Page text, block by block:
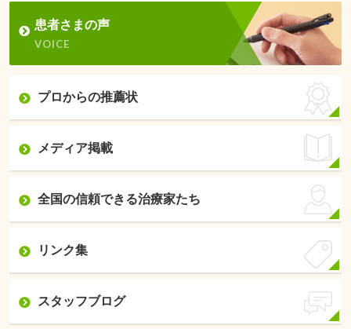
患者さまの声
VOICE
プロからの推薦状
メディア掲載
全国の信頼できる治療家たち
リンク集
スタッフブログ